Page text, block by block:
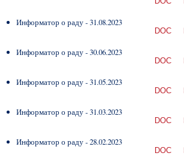
Информатор о раду - 31.08.2023
DOC
Информатор о раду - 30.06.2023
DOC
Информатор о раду - 31.05.2023
DOC
Информатор о раду - 31.03.2023
DOC
Информатор о раду - 28.02.2023
DOC